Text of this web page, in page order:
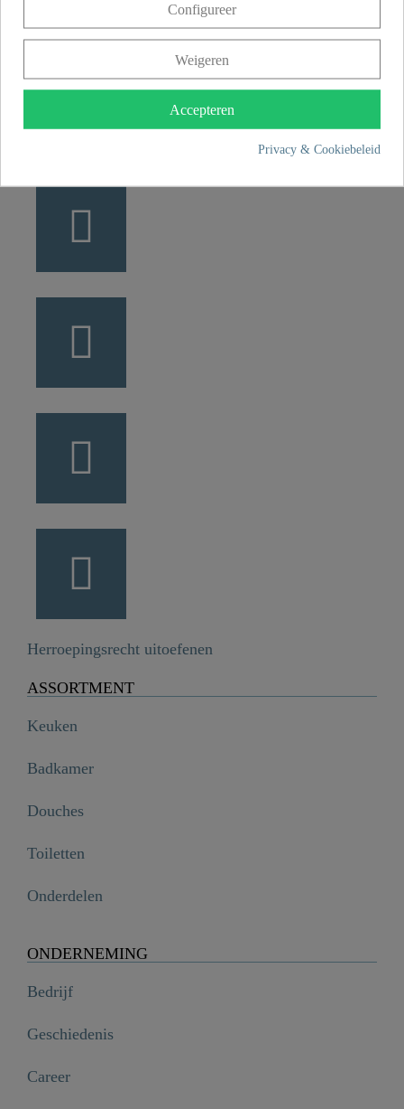
+49 5407 8707 0
Herroepingsrecht uitoefenen
ASSORTMENT
Keuken
Badkamer
Douches
Toiletten
Onderdelen
ONDERNEMING
Bedrijf
Geschiedenis
Career
Configureer
Weigeren
Accepteren
Privacy & Cookiebeleid